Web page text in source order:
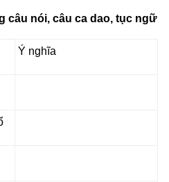
câu nói, câu ca dao, tục ngữ
Ý nghĩa